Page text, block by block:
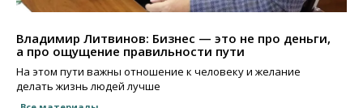
Владимир Литвинов: Бизнес — это не про деньги,
а про ощущение правильности пути
На этом пути важны отношение к человеку и желание
делать жизнь людей лучше